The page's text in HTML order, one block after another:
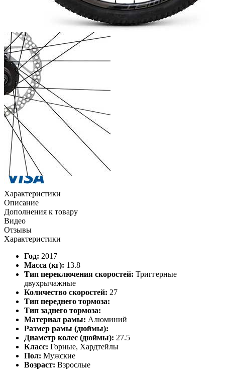
Сообщить о наличии
Способы оплаты
Наличными курьеру
Квитанцией
в любом банке
Характеристики
Описание
Дополнения к товару
Видео
Отзывы
Характеристики
Год: 2017
Масса (кг): 13.8
Тип переключения скоростей: Триггерные
двухрычажные
Количество скоростей: 27
Тип переднего тормоза:
Тип заднего тормоза:
Материал рамы: Алюминий
Размер рамы (дюймы):
Диаметр колес (дюймы): 27.5
Класс: Горные, Хардтейлы
Пол: Мужские
Возраст: Взрослые